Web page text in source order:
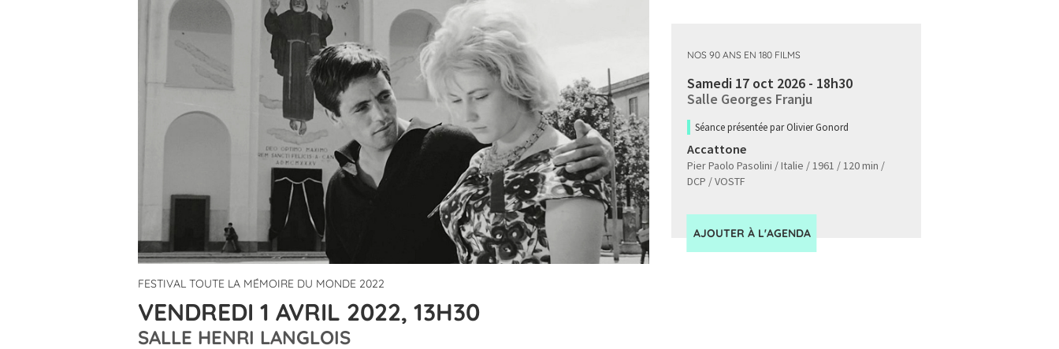
FESTIVAL TOUTE LA MÉMOIRE DU MONDE 2022
VENDREDI 1 AVRIL 2022, 13H30
SALLE HENRI LANGLOIS
NOS 90 ANS EN 180 FILMS
Samedi 17 oct 2026 - 18h30
Salle Georges Franju
Séance présentée par Olivier Gonord
Accattone
Pier Paolo Pasolini / Italie / 1961 / 120 min /
DCP / VOSTF
AJOUTER À L'AGENDA